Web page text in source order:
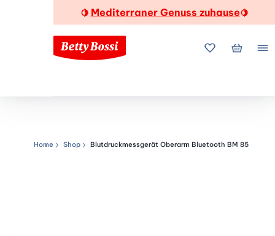
🍋 Mediterraner Genuss zuhause🍋
MeineMein
Navigationspfad
Home Shop Blutdruckmessgerät Oberarm Bluetooth BM 85